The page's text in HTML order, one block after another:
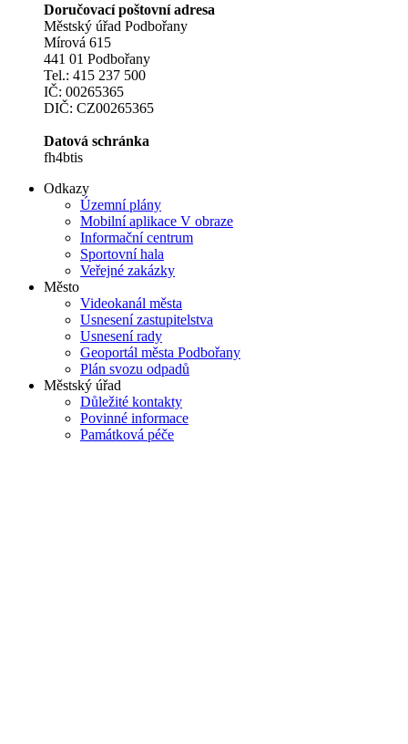
Doručovací poštovní adresa
Městský úřad Podbořany
Mírová 615
441 01 Podbořany
Tel.: 415 237 500
IČ: 00265365
DIČ: CZ00265365
Datová schránka
fh4btis
Odkazy
Územní plány
Mobilní aplikace V obraze
Informační centrum
Sportovní hala
Veřejné zakázky
Město
Videokanál města
Usnesení zastupitelstva
Usnesení rady
Geoportál města Podbořany
Plán svozu odpadů
Městský úřad
Důležité kontakty
Povinné informace
Památková péče